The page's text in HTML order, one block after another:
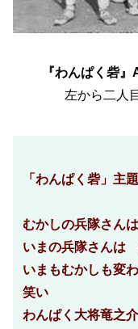
『わんぱく砦
左から二人
「わんぱく砦」主
むかしの兵隊さん
いまの兵隊さんは
いまもむかしも変
笑い
わんぱく大将竜之